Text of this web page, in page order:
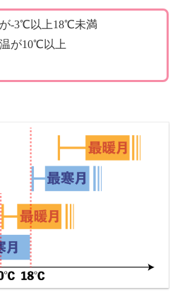
-3℃以上18℃未満
が10℃以上